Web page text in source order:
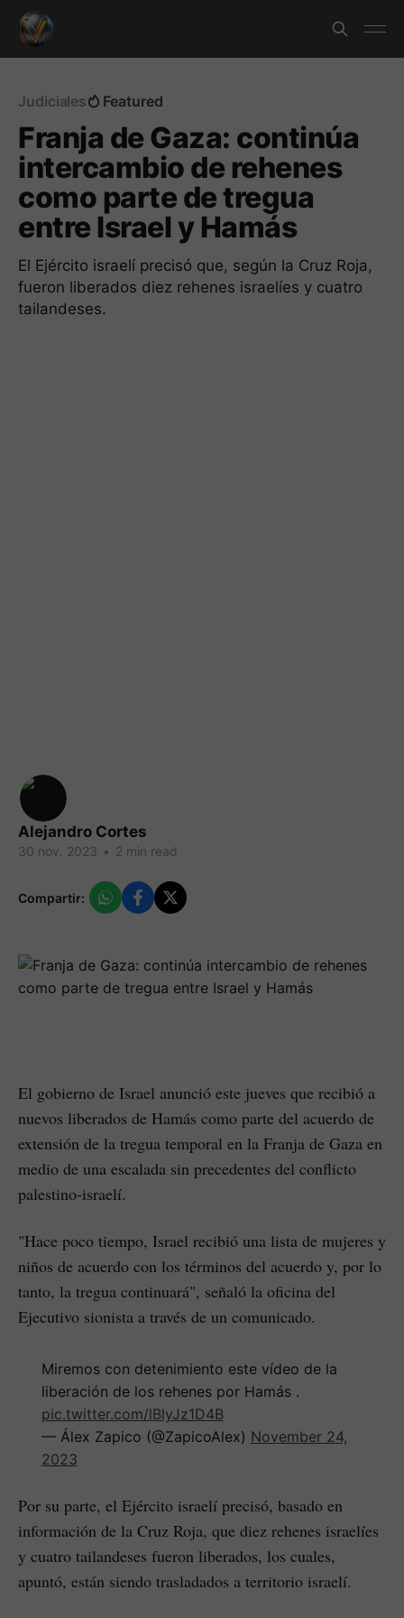
Judiciales Featured
Franja de Gaza: continúa
intercambio de rehenes
como parte de tregua
entre Israel y Hamás
El Ejército israelí precisó que, según la Cruz Roja,
fueron liberados diez rehenes israelíes y cuatro
tailandeses.
Alejandro Cortes
30 nov. 2023 • 2 min read
Compartir:
El gobierno de Israel anunció este jueves que recibió a
nuevos liberados de Hamás como parte del acuerdo de
extensión de la tregua temporal en la Franja de Gaza en
medio de una escalada sin precedentes del conflicto
palestino-israelí.
"Hace poco tiempo, Israel recibió una lista de mujeres y
niños de acuerdo con los términos del acuerdo y, por lo
tanto, la tregua continuará", señaló la oficina del
Ejecutivo sionista a través de un comunicado.
Miremos con detenimiento este vídeo de la
liberación de los rehenes por Hamás .
pic.twitter.com/lBlyJz1D4B
— Álex Zapico (@ZapicoAlex) November 24,
2023
Por su parte, el Ejército israelí precisó, basado en
información de la Cruz Roja, que diez rehenes israelíes
y cuatro tailandeses fueron liberados, los cuales,
apuntó, están siendo trasladados a territorio israelí.